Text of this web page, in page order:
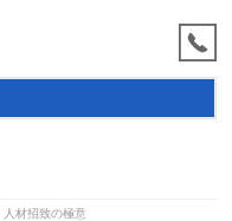
人材招致の極意